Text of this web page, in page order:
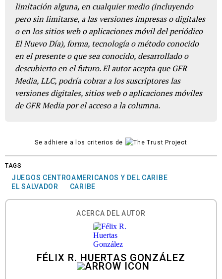
limitación alguna, en cualquier medio (incluyendo
pero sin limitarse, a las versiones impresas o digitales
o en los sitios web o aplicaciones móvil del periódico
El Nuevo Día), forma, tecnología o método conocido
en el presente o que sea conocido, desarrollado o
descubierto en el futuro. El autor acepta que GFR
Media, LLC, podría cobrar a los suscriptores las
versiones digitales, sitios web o aplicaciones móviles
de GFR Media por el acceso a la columna.
Se adhiere a los criterios de
TAGS
JUEGOS CENTROAMERICANOS Y DEL CARIBE
EL SALVADOR
CARIBE
ACERCA DEL AUTOR
FÉLIX R. HUERTAS GONZÁLEZ